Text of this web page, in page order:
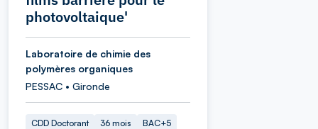
photovoltaique'
Laboratoire de chimie des
polymères organiques
PESSAC • Gironde
CDD Doctorant 36 mois
BAC+5